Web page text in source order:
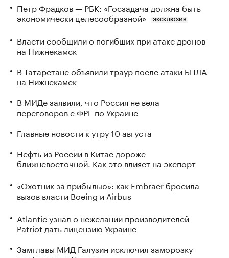
Петр Фрадков — РБК: «Госзадача должна быть
экономически целесообразной»
ЭКСКЛЮЗИВ
Власти сообщили о погибших при атаке дронов
на Нижнекамск
В Татарстане объявили траур после атаки БПЛА
на Нижнекамск
В МИДе заявили, что Россия не вела
переговоров с ФРГ по Украине
Главные новости к утру 10 августа
Нефть из России в Китае дороже
ближневосточной. Как это влияет на экспорт
«Охотник за прибылью»: как Embraer бросила
вызов власти Boeing и Airbus
Atlantic узнал о нежелании производителей
Patriot дать лицензию Украине
Замглавы МИД Галузин исключил заморозку